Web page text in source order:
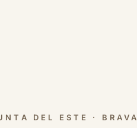
DEL ESTE · BRAVA